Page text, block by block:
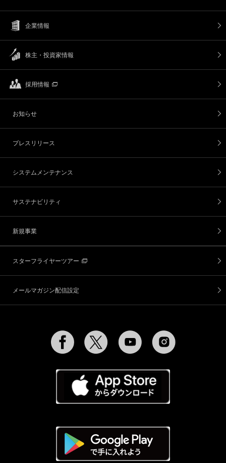
企業情報
株主・投資家情報
採用情報
お知らせ
プレスリリース
システムメンテナンス
サステナビリティ
新規事業
スターフライヤーツアー
メールマガジン配信設定
Facebook Twitter YouTube Instagram